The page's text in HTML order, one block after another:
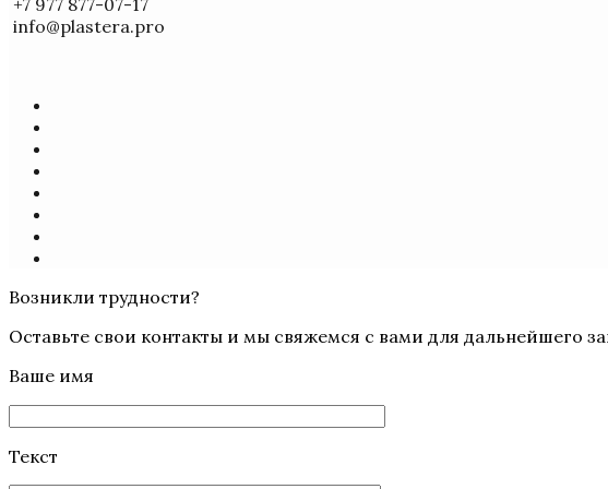
+7 977 877-07-17
info@plastera.pro
Возникли трудности?
Оставьте свои контакты и мы свяжемся с вами для дальнейшего
Ваше имя
Текст